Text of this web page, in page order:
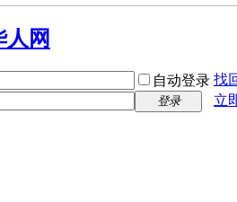
自动登录 找
登录
立